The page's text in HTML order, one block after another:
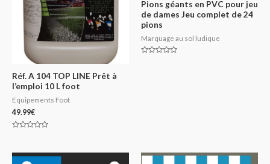
Réf. A 104 TOP LINE Prêt à
l’emploi 10 L foot
Equipements Foot
49.99€
5
Pions géants en PVC pour jeu
de dames Jeu complet de 24
pions
Marquage au sol ludique